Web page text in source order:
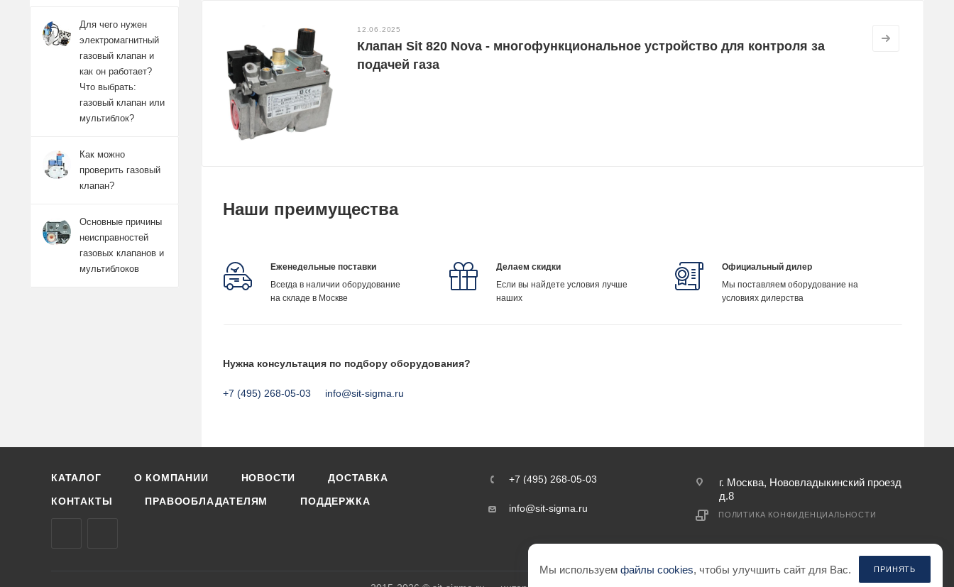
12.06.2025
Клапан Sit 820 Nova - многофункциональное устройство для контроля за
подачей газа
Наши преимущества
Еженедельные поставки
Всегда в наличии оборудование
на складе в Москве
Делаем скидки
Если вы найдете условия лучше
наших
Официальный дилер
Мы поставляем оборудование на
условиях дилерства
Нужна консультация по подбору оборудования?
+7 (495) 268-05-03 info@sit-sigma.ru
Для чего нужен
электромагнитный
газовый клапан и
как он работает?
Что выбрать:
газовый клапан или
мультиблок?
Как можно
проверить газовый
клапан?
Основные причины
неисправностей
газовых клапанов и
мультиблоков
КАТАЛОГ О КОМПАНИИ НОВОСТИ ДОСТАВКА
КОНТАКТЫ ПРАВООБЛАДАТЕЛЯМ ПОДДЕРЖКА
+7 (495) 268-05-03
info@sit-sigma.ru
г. Москва, Нововладыкинский проезд
д.8
ПОЛИТИКА КОНФИДЕНЦИАЛЬНОСТИ
Мы используемфайлы cookies, чтобы улучшить сайт для Вас. ПРИНЯТЬ